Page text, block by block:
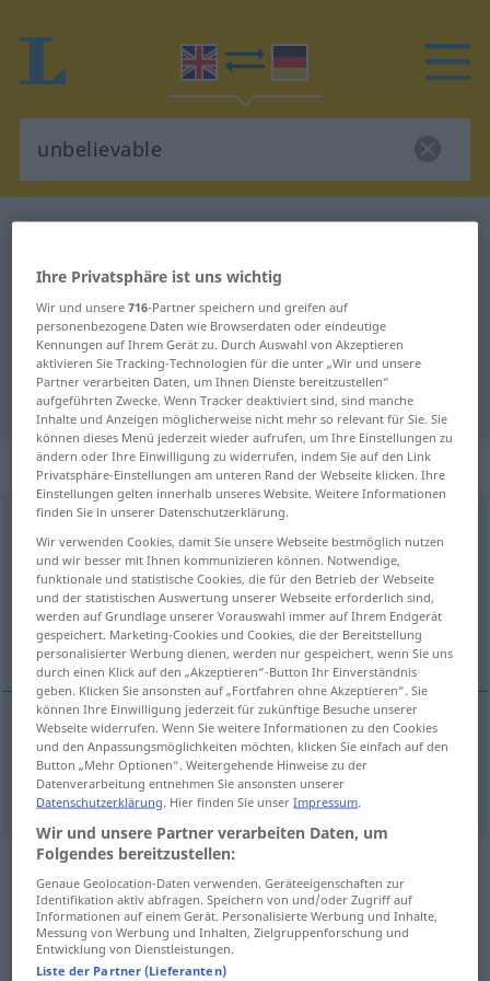
Englisch-Deutsch Übersetzung für
"unbelievable"
"unbelievable" Deutsch
Übersetzung
„unbelievable“: adjective
unbelievableadj
Übersicht aller Übersetzungen
(Für mehr Details die Übersetzung anklicken/antippen)
unglaublich, unglaubhaft
unglaublich,unglaubhaft unbelievable
Beispielsätze aus externen Quellen
für "unbelievable"
(nicht von der Langenscheidt Redaktion
geprüft)
Ihre Privatsphäre ist uns wichtig
Wir und unsere716-Partner speichern und greifen auf
personenbezogene Daten wie Browserdaten oder eindeutige
Kennungen auf Ihrem Gerät zu. Durch Auswahl von Akzeptieren
aktivieren Sie Tracking-Technologien für die unter „Wir und unsere
Partner verarbeiten Daten, um Ihnen Dienste bereitzustellen“
aufgeführten Zwecke. Wenn Tracker deaktiviert sind, sind manche
Inhalte und Anzeigen möglicherweise nicht mehr so relevant für Sie. Sie
können dieses Menü jederzeit wieder aufrufen, um Ihre Einstellungen zu
ändern oder Ihre Einwilligung zu widerrufen, indem Sie auf den Link
Privatsphäre-Einstellungen am unteren Rand der Webseite klicken. Ihre
Einstellungen gelten innerhalb unseres Website. Weitere Informationen
finden Sie in unserer Datenschutzerklärung.
Wir verwenden Cookies, damit Sie unsere Webseite bestmöglich nutzen
und wir besser mit Ihnen kommunizieren können. Notwendige,
funktionale und statistische Cookies, die für den Betrieb der Webseite
und der statistischen Auswertung unserer Webseite erforderlich sind,
werden auf Grundlage unserer Vorauswahl immer auf Ihrem Endgerät
gespeichert. Marketing-Cookies und Cookies, die der Bereitstellung
personalisierter Werbung dienen, werden nur gespeichert, wenn Sie uns
durch einen Klick auf den „Akzeptieren“-Button Ihr Einverständnis
geben. Klicken Sie ansonsten auf „Fortfahren ohne Akzeptieren“. Sie
können Ihre Einwilligung jederzeit für zukünftige Besuche unserer
Webseite widerrufen. Wenn Sie weitere Informationen zu den Cookies
und den Anpassungsmöglichkeiten möchten, klicken Sie einfach auf den
Button „Mehr Optionen“. Weitergehende Hinweise zu der
Datenverarbeitung entnehmen Sie ansonsten unserer
Datenschutzerklärung. Hier finden Sie unserImpressum.
Wir und unsere Partner verarbeiten Daten, um
Folgendes bereitzustellen:
Genaue Geolocation-Daten verwenden. Geräteeigenschaften zur
Identifikation aktiv abfragen. Speichern von und/oder Zugriff auf
Informationen auf einem Gerät. Personalisierte Werbung und Inhalte,
Messung von Werbung und Inhalten, Zielgruppenforschung und
Entwicklung von Dienstleistungen.
Liste der Partner (Lieferanten)